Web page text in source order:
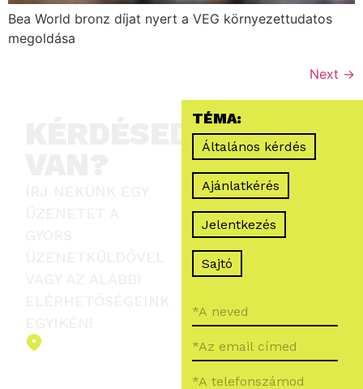
Bea World bronz díjat nyert a VEG környezettudatos
megoldása
Next →
TÉMA:
Általános kérdés
Ajánlatkérés
Jelentkezés
Sajtó